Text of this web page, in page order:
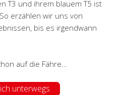
T3 und ihrem blauem T5 ist
erzählen wir uns von
bis es irgendwann
auf die Fähre…
unterwegs